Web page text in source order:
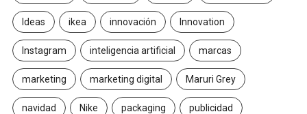
Ideas ikea innovación Innovation
Instagram inteligencia artificial marcas
marketing marketing digital Maruri Grey
navidad Nike packaging publicidad